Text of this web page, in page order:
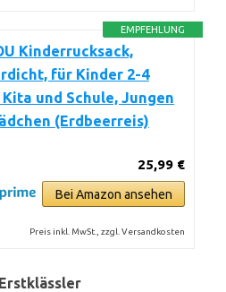
EMPFEHLUNG
Kinderrucksack,
für Kinder 2-4
und Schule, Jungen
(Erdbeerreis)
25,99 €
Bei Amazon ansehen
Preis inkl. MwSt., zzgl. Versandkosten